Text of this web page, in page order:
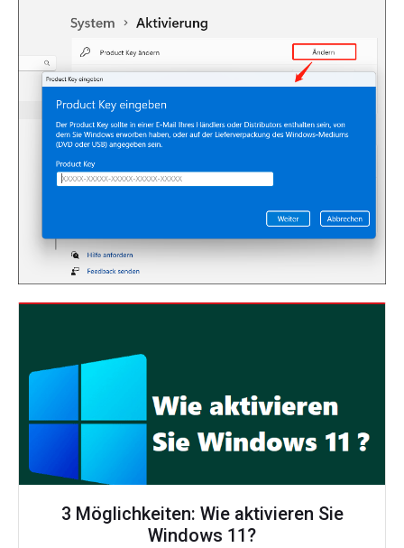
3 Möglichkeiten: Wie aktivieren Sie
Windows 11?